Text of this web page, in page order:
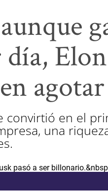
convirtió en el
una